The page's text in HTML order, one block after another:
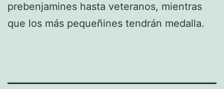
prebenjamines hasta veteranos, mientras
que los más pequeñines tendrán medalla.